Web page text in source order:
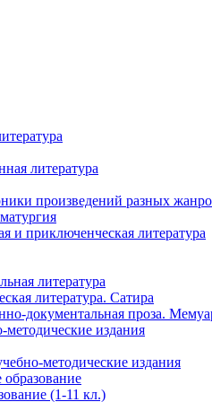
литература
произведений разных
и приключенческая литература
литература
литература. Сатира
документальная проза.
издания
методические издания
(1-11 кл.)